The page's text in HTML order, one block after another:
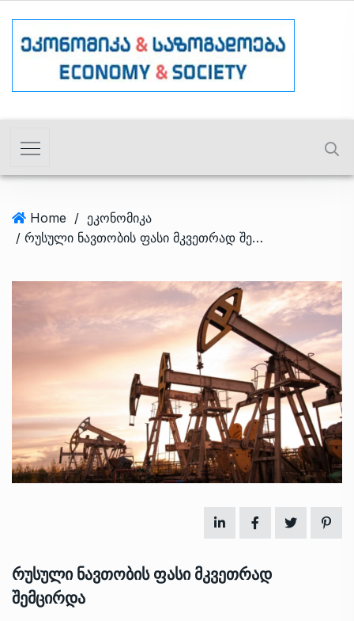
Home / ეკონომიკა
/ რუსული ნავთობის ფასი მკვეთრად შემცირდა
რუსული ნავთობის ფასი მკვეთრად
შემცირდა